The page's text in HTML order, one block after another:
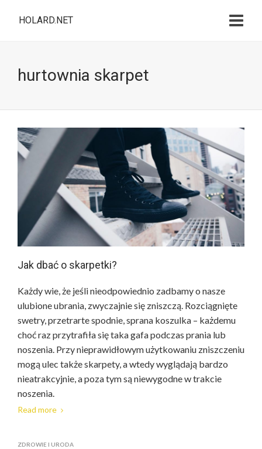
HOLARD.NET
hurtownia skarpet
Jak dbać o skarpetki?
Każdy wie, że jeśli nieodpowiednio zadbamy o nasze
ulubione ubrania, zwyczajnie się zniszczą. Rozciągnięte
swetry, przetrarte spodnie, sprana koszulka – każdemu
choć raz przytrafiła się taka gafa podczas prania lub
noszenia. Przy nieprawidłowym użytkowaniu zniszczeniu
mogą ulec także skarpety, a wtedy wyglądają bardzo
nieatrakcyjnie, a poza tym są niewygodne w trakcie
noszenia.
Read more
ZDROWIE I URODA